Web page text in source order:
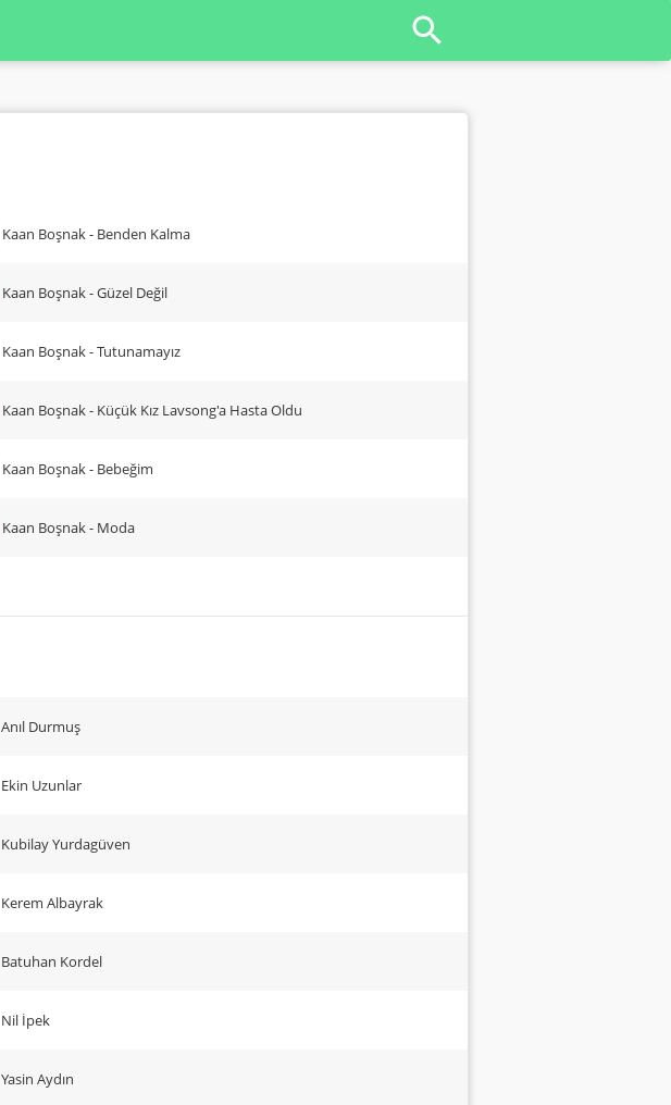
Kaan Boşnak - Benden Kalma
Kaan Boşnak - Güzel Değil
Kaan Boşnak - Tutunamayız
Kaan Boşnak - Küçük Kız Lavsong'a Hasta Oldu
Kaan Boşnak - Bebeğim
Kaan Boşnak - Moda
Anıl Durmuş
Ekin Uzunlar
Kubilay Yurdagüven
Kerem Albayrak
Batuhan Kordel
Nil İpek
Yasin Aydın